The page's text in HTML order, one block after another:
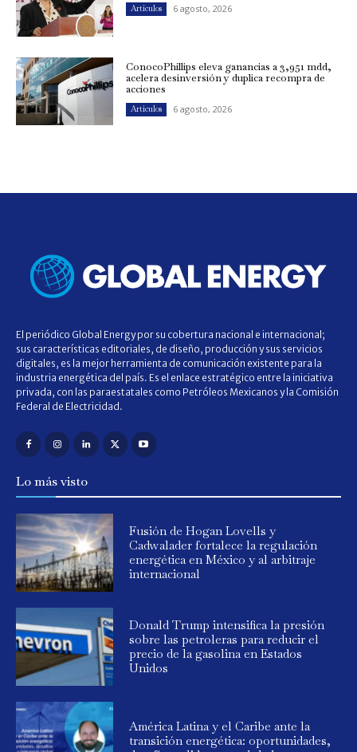
Artículos 6 agosto, 2026
ConocoPhillips eleva ganancias a 3,951 mdd,
acelera desinversión y duplica recompra de
acciones
Artículos 6 agosto, 2026
El periódico Global Energy por su cobertura nacional e internacional;
sus características editoriales, de diseño, producción y sus servicios
digitales, es la mejor herramienta de comunicación existente para la
industria energética del país. Es el enlace estratégico entre la iniciativa
privada, con las paraestatales como Petróleos Mexicanos y la Comisión
Federal de Electricidad.
Lo más visto
Fusión de Hogan Lovells y
Cadwalader fortalece la regulación
energética en México y al arbitraje
internacional
Donald Trump intensifica la presión
sobre las petroleras para reducir el
precio de la gasolina en Estados
Unidos
América Latina y el Caribe ante la
transición energética: oportunidades,